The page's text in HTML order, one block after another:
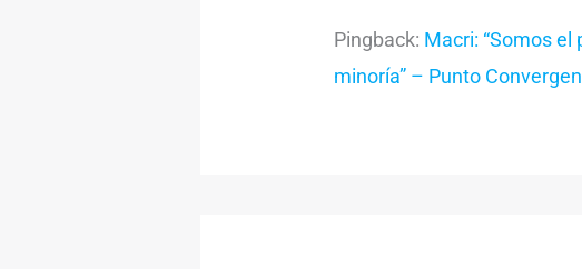
Pingback: Macri: “Somos
minoría” – Punto